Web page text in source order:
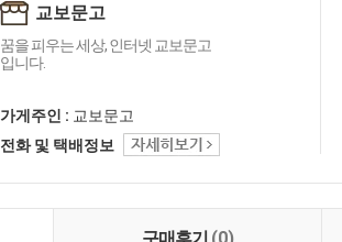
교보문고
꿈을 피우는 세상, 인터넷 교보문고
입니다.
가게주인 : 교보문고
전화 및 택배정보